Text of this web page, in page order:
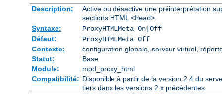
Description:
Active ou désactive une préinterprétation
sections HTML<head>.
Syntaxe:
ProxyHTMLMeta On|Off
Défaut:
ProxyHTMLMeta Off
Contexte:
configuration globale, serveur virtuel,
Statut:
Base
Module:
mod_proxy_html
Compatibilité: Disponible à partir de la version 2.4 du
tiers dans les versions 2.x précédentes.